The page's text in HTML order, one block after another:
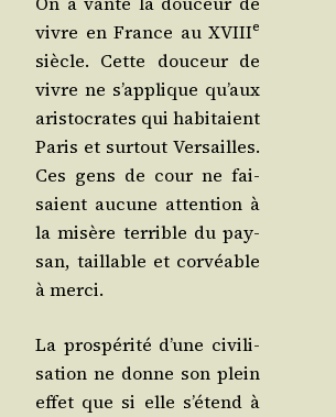
vivre en France au XVIIIe
siècle. Cette dou­ceur de
vivre ne s’ap­plique qu’aux
aris­to­crates qui habi­taient
Paris et sur­tout Ver­sailles.
Ces gens de cour ne fai­
saient aucune atten­tion à
la misère ter­rible du pay­
san, taillable et cor­véable
à merci.
La pros­pé­ri­té d’une civi­li­
sa­tion ne donne son plein
effet que si elle s’é­tend à